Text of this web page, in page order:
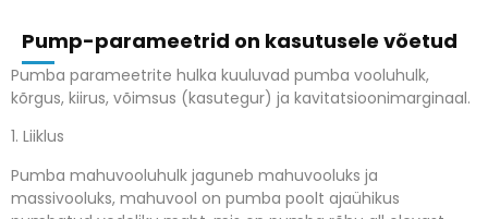
Pump-parameetrid on kasutusele võetud
Pumba parameetrite hulka kuuluvad pumba vooluhulk,
kõrgus, kiirus, võimsus (kasutegur) ja kavitatsioonimarginaal.
1. Liiklus
Pumba mahuvooluhulk jaguneb mahuvooluks ja
massivooluks, mahuvool on pumba poolt ajaühikus